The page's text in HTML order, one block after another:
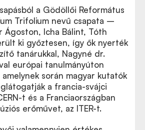
a Gödöllői Református
Trifolium nevű csapata –
Ágoston, Icha Bálint, Tóth
ki győztesen, így ők nyerték
tanárukkal, Nagyné dr.
európai tanulmányúton
során magyar kutatók
a francia-svájci
t és a Franciaországban
erőművet, az ITER-t.